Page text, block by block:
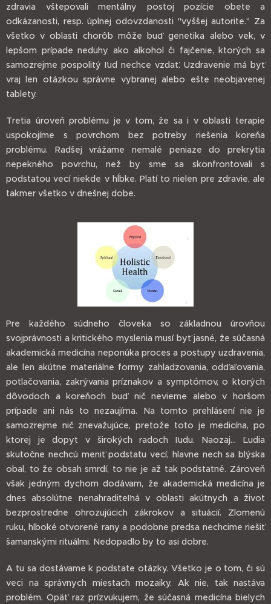
zdravia vštepovali mentálny postoj pozície obete a
odkázanosti, resp. úplnej odovzdanosti "vyššej autorite." Za
všetko v oblasti chorôb môže buď genetika alebo vek, v
lepšom prípade neduhy ako alkohol či fajčenie, ktorých sa
samozrejme pospolitý ľud nechce vzdať. Uzdravenie má byť
vraj len otázkou správne vybranej alebo ešte neobjavenej
tablety.
Tretia úroveň problému je v tom, že sa i v oblasti terapie
uspokojíme s povrchom bez potreby riešenia koreňa
problému. Radšej vrážame nemalé peniaze do prekrytia
nepekného povrchu, než by sme sa skonfrontovali s
podstatou vecí niekde v hĺbke. Platí to nielen pre zdravie, ale
takmer všetko v dnešnej dobe.
Pre každého súdneho človeka so základnou úrovňou
svojprávnosti a kritického myslenia musí byť jasné, že súčasná
akademická medicína neponúka proces a postupy uzdravenia,
ale len akútne materiálne formy zahladzovania, odďaľovania,
potlačovania, zakrývania príznakov a symptómov, o ktorých
dôvodoch a koreňoch buď nič nevieme alebo v horšom
prípade ani nás to nezaujíma. Na tomto prehlásení nie je
samozrejme nič znevažujúce, pretože toto je medicína, po
ktorej je dopyt v širokých radoch ľudu. Naozaj... Ľudia
skutočne nechcú meniť podstatu vecí, hlavne nech sa blýska
obal, to že obsah smrdí, to nie je až tak podstatné. Zároveň
však jedným dychom dodávam, že akademická medicína je
dnes absolútne nenahraditeľná v oblasti akútnych a život
bezprostredne ohrozujúcich zákrokov a situácií. Zlomenú
ruku, hlboké otvorené rany a podobne predsa nechcime riešiť
šamanskými rituálmi. Nedopadlo by to asi dobre.
A tu sa dostávame k podstate otázky. Všetko je o tom, či sú
veci na správnych miestach mozaiky. Ak nie, tak nastáva
problém. Opäť raz prízvukujem, že súčasná medicína bielych